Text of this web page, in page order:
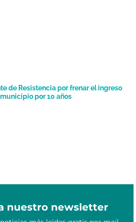
de Resistencia por frenar el ingreso
por 10 años
nuestro newsletter